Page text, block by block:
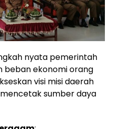
nyata pemerintah
beban ekonomi orang
visi misi daerah
sumber daya